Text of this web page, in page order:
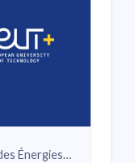
MEER - Maîtrise de l'Énergie et des Énergies Renouvelables